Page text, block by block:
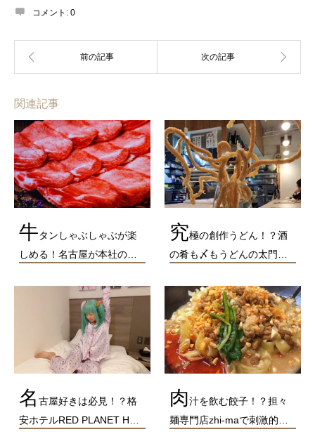
コメント: 0
関連記事
牛タンしゃぶしゃぶが楽
しめる！名古屋が本社の…
究極の創作うどん！？酒
の肴も〆もうどんの太門…
名 古屋好きは必見！？格
安ホテルRED PLANET H…
肉汁を飲む餃子！？担々
麺専門店zhi-maで刺激的…